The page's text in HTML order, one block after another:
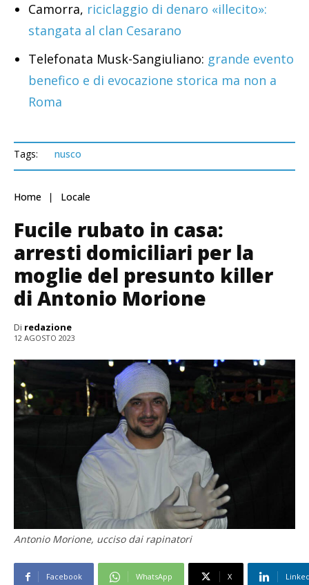
Camorra, riciclaggio di denaro «illecito»:
stangata al clan Cesarano
Telefonata Musk-Sangiuliano: grande evento
benefico e di evocazione storica ma non a
Roma
Tags: nusco
Home Locale
Fucile rubato in casa:
arresti domiciliari per la
moglie del presunto killer
di Antonio Morione
Di redazione
12 AGOSTO 2023
Antonio Morione, ucciso dai rapinatori
Facebook WhatsApp X